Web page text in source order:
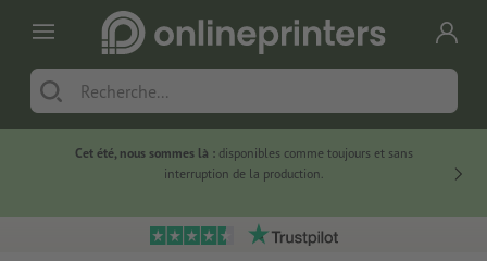
Cet été, nous sommes là :disponibles comme toujours et sans
interruption de la production.